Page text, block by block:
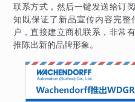
联系方式，然后一键发送给订
知既保证了新品宣传内容完
户，直接建立商机联系，非常
推陈出新的品牌形象。